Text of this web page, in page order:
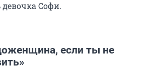
девочка Софи.
если ты не